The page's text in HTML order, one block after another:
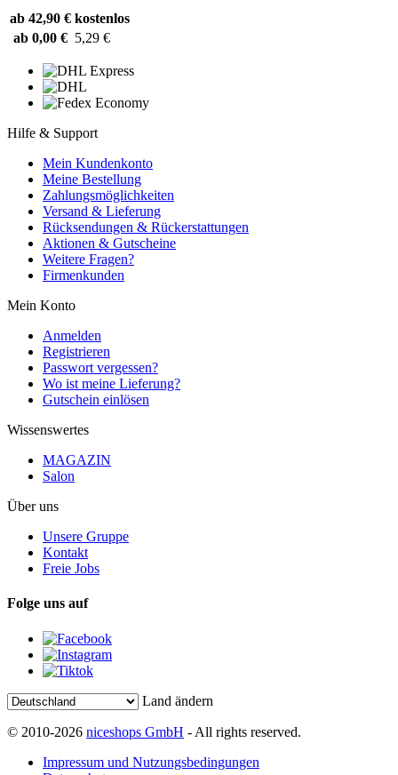
ab 42,90 € kostenlos
ab 0,00 € 5,29 €
Hilfe & Support
Mein Kundenkonto
Meine Bestellung
Zahlungsmöglichkeiten
Versand & Lieferung
Rücksendungen & Rückerstattungen
Aktionen & Gutscheine
Weitere Fragen?
Firmenkunden
Mein Konto
Anmelden
Registrieren
Passwort vergessen?
Wo ist meine Lieferung?
Gutschein einlösen
Wissenswertes
MAGAZIN
Salon
Über uns
Unsere Gruppe
Kontakt
Freie Jobs
Folge uns auf
Land ändern
© 2010-2026 niceshops GmbH - All rights reserved.
Impressum und Nutzungsbedingungen